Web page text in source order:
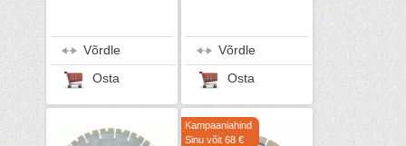
Võrdle
Osta
Võrdle
Osta
Kampaaniahind
Sinu võit 68 €